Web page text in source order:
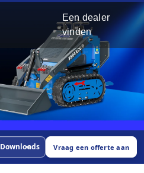
Een dealer
vinden
Downloads Vraag een offerte aan